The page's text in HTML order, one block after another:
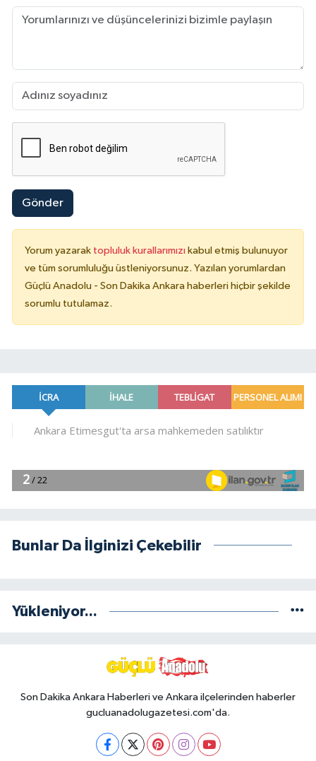
Gönder
Yorum yazarak topluluk kurallarımızı kabul etmiş bulunuyor
ve tüm sorumluluğu üstleniyorsunuz. Yazılan yorumlardan
Güçlü Anadolu - Son Dakika Ankara haberleri hiçbir şekilde
sorumlu tutulamaz.
Bunlar Da İlginizi Çekebilir
Yükleniyor...
Son Dakika Ankara Haberleri ve Ankara ilçelerinden haberler
gucluanadolugazetesi.com'da.